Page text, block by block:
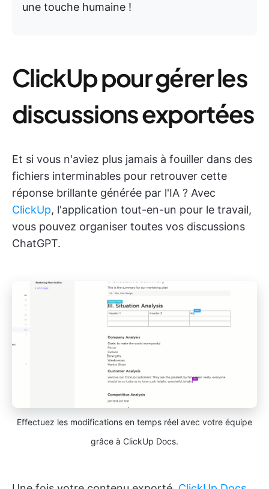
une touche humaine !
ClickUp pour gérer les
discussions exportées
Et si vous n'aviez plus jamais à fouiller dans des
fichiers interminables pour retrouver cette
réponse brillante générée par l'IA ? Avec
ClickUp, l'application tout-en-un pour le travail,
vous pouvez organiser toutes vos discussions
ChatGPT.
Effectuez les modifications en temps réel avec votre équipe
grâce à ClickUp Docs.